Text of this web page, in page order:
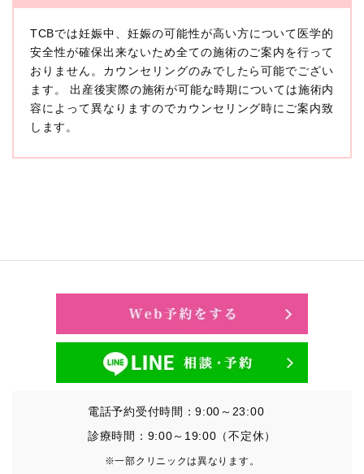
本プライバシーポリシーにおいて「個人情報」とは、生
存する個人に関する情報であって、当該情報に含まれる
氏名、生年月日その他の記述等により特定の個人を識別
できるもの又は個人識別符号（個人情報保護委員会の政
令に準じます。）が含まれるものをいいます。
収集した患者様に関する情報には、単独のままでは特定
の個人を識別できない情報もありますが、他の情報と組
み合わせることにより特定の個人を識別できる場合、か
に扱うものとします。
①TCBグループが患者様から取得する情報
・その他、特定の個人を識別することができる情報
②TCBグループが各種サービスの利用に関連して取得す
日時、閲覧履歴等に関連する情報
（これには、Cookie情報、アクセスログ等の利用状況に
関する情報を含みます。）
③TCBグループが第三者から間接的に収集する情報
TCBでは妊娠中、妊娠の可能性が高い方について医学的
安全性が確保出来ないため全ての施術のご案内を行って
おりません。カウンセリングのみでしたら可能でござい
ます。 出産後実際の施術が可能な時期については施術内
容によって異なりますのでカウンセリング時にご案内致
します。
電話予約受付時間：9:00～23:00
診療時間：9:00～19:00（不定休）
※一部クリニックは異なります。